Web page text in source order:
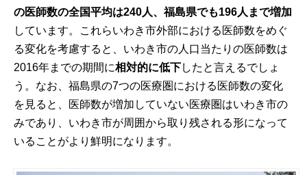
の医師数の全国平均は240人、福島県でも196人まで増加
しています。これらいわき市外部における医師数をめぐ
る変化を考慮すると、いわき市の人口当たりの医師数は
2016年までの期間に相対的に低下したと言えるでしょ
う。なお、福島県の7つの医療圏における医師数の変化
を見ると、医師数が増加していない医療圏はいわき市の
みであり、いわき市が周囲から取り残される形になって
いることがより鮮明になります。